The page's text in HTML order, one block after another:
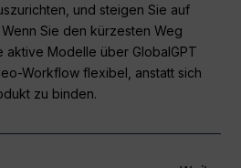
und steigen Sie auf
Sie den kürzesten Weg
aktive Modelle über GlobalGPT
Workflow flexibel, anstatt sich
zu binden.